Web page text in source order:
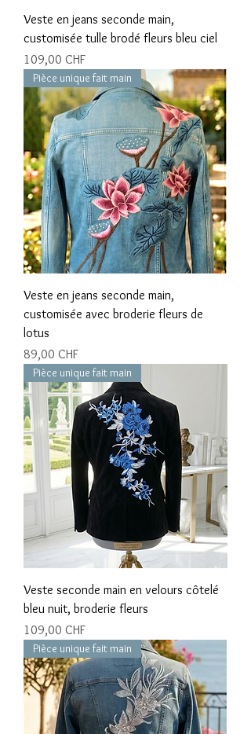
Veste en jeans seconde main,
customisée tulle brodé fleurs bleu ciel
Prix
109,00 CHF
Pièce unique fait main
Veste en jeans seconde main,
customisée avec broderie fleurs de
lotus
Prix
89,00 CHF
Pièce unique fait main
Veste seconde main en velours côtelé
bleu nuit, broderie fleurs
Prix
109,00 CHF
Pièce unique fait main